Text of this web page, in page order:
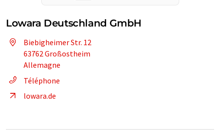
Lowara Deutschland GmbH
Biebigheimer Str. 12
63762 Großostheim
Allemagne
Téléphone
lowara.de